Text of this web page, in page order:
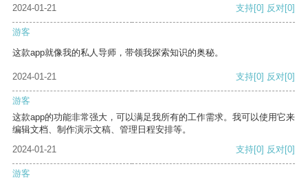
2024-01-21
支持[0] 反对[0]
游客
这款app就像我的私人导师，带领我探索知识的奥秘。
2024-01-21 支持[0] 反对[0]
游客
这款app的功能非常强大，可以满足我所有的工作需求。我可以使用它来
编辑文档、制作演示文稿、管理日程安排等。
2024-01-21
支持[0] 反对[0]
游客